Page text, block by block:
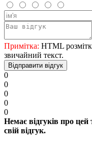
Примітка: HTML
звичайний текст.
Відправити відгук
0
0
0
0
0
Немає відгуків про
свій відгук.